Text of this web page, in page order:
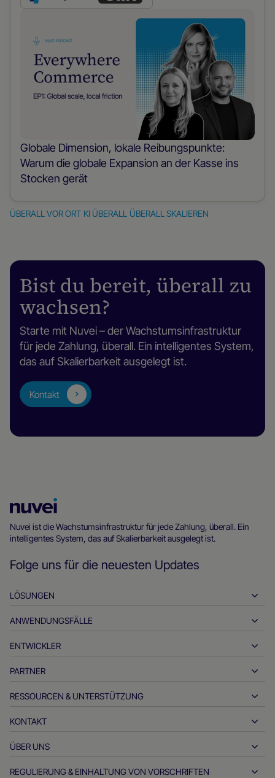
Globale Dimension, lokale Reibungspunkte:
Warum die globale Expansion an der Kasse ins
Stocken gerät
ÜBERALL VOR ORT KI ÜBERALL ÜBERALL SKALIEREN
Bist du bereit, überall zu
wachsen?
Starte mit Nuvei – der Wachstumsinfrastruktur
für jede Zahlung, überall. Ein intelligentes System,
das auf Skalierbarkeit ausgelegt ist.
Kontakt
Homepage
Nuvei ist die Wachstumsinfrastruktur für jede Zahlung, überall. Ein
intelligentes System, das auf Skalierbarkeit ausgelegt ist.
Folge uns für die neuesten Updates
LÖSUNGEN
Einzahlungen
Auszahlungen
Echtzeit-Zahlungen
Ausstellen
Zahlungsmethoden
APM
ANWENDUNGSFÄLLE
Gastfreundschaft
Automobilindustrie
Finanzdienstleistungen
Zahlungen der Regierung
ENTWICKLER
Entwickler-Tools
API-Referenzdokumente
PARTNER
Werden Sie unser Partner
Partnerprodukte und -lösungen
Technologie-Partner
RESSOURCEN & UNTERSTÜTZUNG
Kundensupport
Ressourcen für Händler
KONTAKT
Fragen zu Händlerverkäufen
Büro des CEO
ÜBER UNS
Wer wir sind
REGULIERUNG & EINHALTUNG VON VORSCHRIFTEN